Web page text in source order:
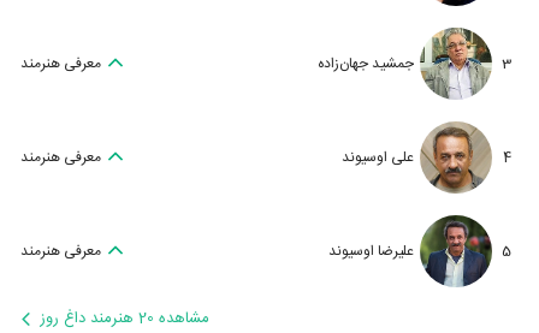
3 جمشید جهان‌زاده معرفی هنرمند
4 علی اوسیوند معرفی هنرمند
5 علیرضا اوسیوند معرفی هنرمند
مشاهده 20 هنرمند داغ روز